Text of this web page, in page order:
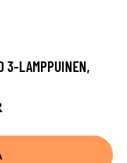
3-LAMPPUINEN,